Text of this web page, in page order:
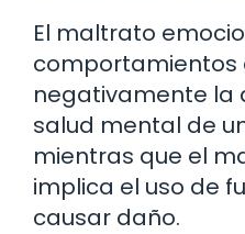
El maltrato
comportamientos
negativamente la
salud mental de
mientras que el
implica el uso de
causar daño.